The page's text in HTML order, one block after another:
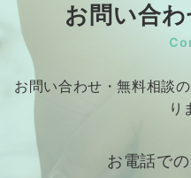
お問い合
お問い合わせ・無料相談
り
お電話で